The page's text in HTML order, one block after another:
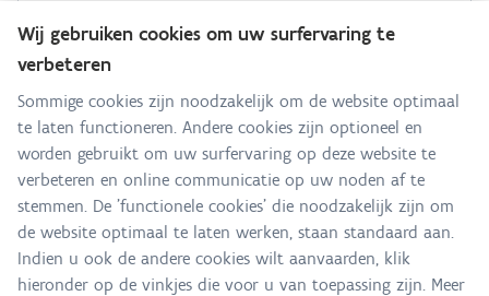
Sanering Grote Laak
Alle contactgegevens
Adres
Stationsstraat 110
2800 Mechelen
Route en bereikbaarheid
Wij gebruiken cookies om uw surfervaring te
verbeteren
Sommige cookies zijn noodzakelijk om de website optimaal
te laten functioneren. Andere cookies zijn optioneel en
worden gebruikt om uw surfervaring op deze website te
verbeteren en online communicatie op uw noden af te
stemmen. De 'functionele cookies' die noodzakelijk zijn om
de website optimaal te laten werken, staan standaard aan.
Indien u ook de andere cookies wilt aanvaarden, klik
hieronder op de vinkjes die voor u van toepassing zijn. Meer